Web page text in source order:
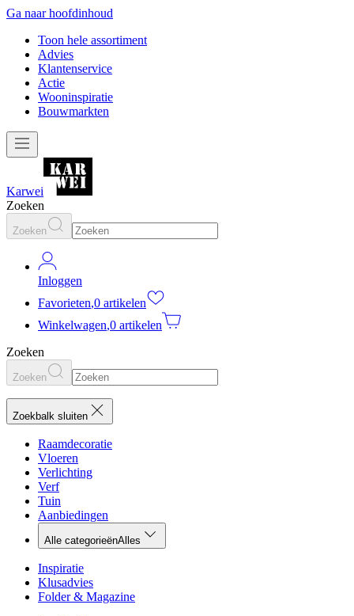
Ga naar hoofdinhoud
Toon hele assortiment
Advies
Klantenservice
Actie
Wooninspiratie
Bouwmarkten
Karwei
Zoeken
Zoeken
Inloggen
Favorieten,0 artikelen
Winkelwagen,0 artikelen
Zoeken
Zoeken
Zoekbalk sluiten
Raamdecoratie
Vloeren
Verlichting
Verf
Tuin
Aanbiedingen
Alle categorieënAlles
Inspiratie
Klusadvies
Folder & Magazine